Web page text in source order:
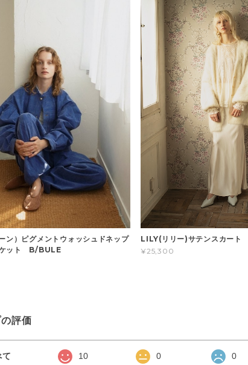
ン）ピグメントウォッシュドネップ
ケット B/BULE
LILY(リリー)サテンスカー
¥25,300
評価
て 10 0 0